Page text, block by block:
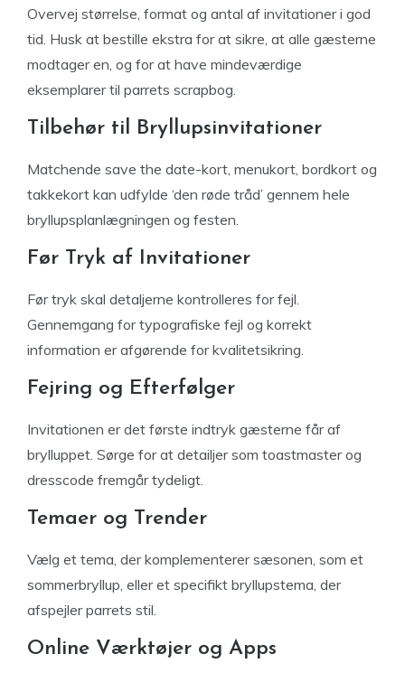
Overvej størrelse, format og antal af invitationer i god
tid. Husk at bestille ekstra for at sikre, at alle gæsterne
modtager en, og for at have mindeværdige
eksemplarer til parrets scrapbog.
Tilbehør til Bryllupsinvitationer
Matchende save the date-kort, menukort, bordkort og
takkekort kan udfylde ‘den røde tråd’ gennem hele
bryllupsplanlægningen og festen.
Før Tryk af Invitationer
Før tryk skal detaljerne kontrolleres for fejl.
Gennemgang for typografiske fejl og korrekt
information er afgørende for kvalitetsikring.
Fejring og Efterfølger
Invitationen er det første indtryk gæsterne får af
brylluppet. Sørge for at detailjer som toastmaster og
dresscode fremgår tydeligt.
Temaer og Trender
Vælg et tema, der komplementerer sæsonen, som et
sommerbryllup, eller et specifikt bryllupstema, der
afspejler parrets stil.
Online Værktøjer og Apps